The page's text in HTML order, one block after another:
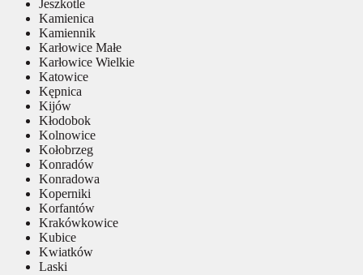
Jeszkotle
Kamienica
Kamiennik
Karłowice Małe
Karłowice Wielkie
Katowice
Kępnica
Kijów
Kłodobok
Kolnowice
Kołobrzeg
Konradów
Konradowa
Koperniki
Korfantów
Krakówkowice
Kubice
Kwiatków
Laski